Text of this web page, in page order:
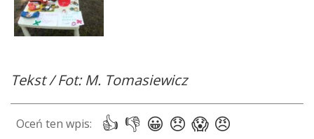
Tekst / Fot: M. Tomasiewicz